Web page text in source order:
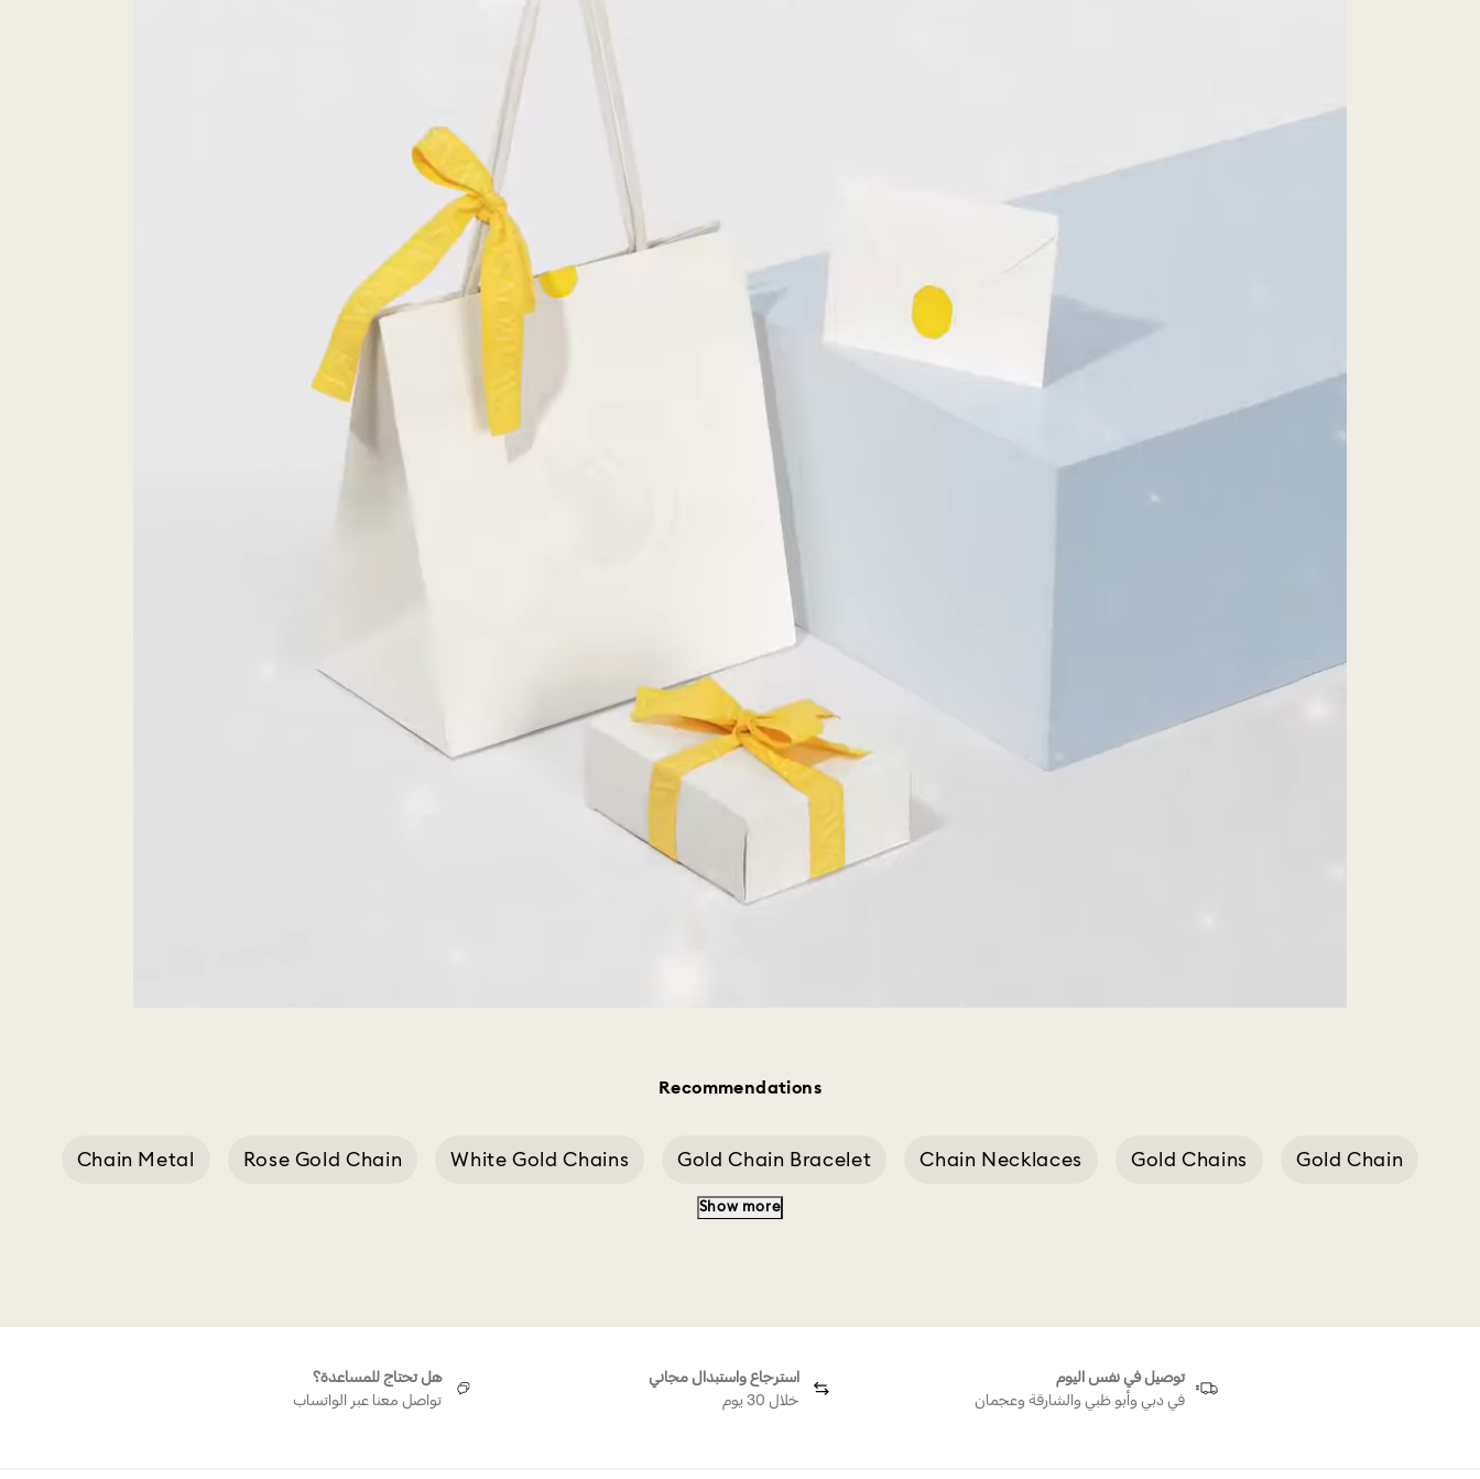
Recommendations
Gold Chain
Gold Chains
Chain Necklaces
Gold Chain Bracelet
White Gold Chains
Rose Gold Chain
Chain Metal
Show more
توصيل في نفس اليوم
في دبي وأبو ظبي والشارقة وعجمان
استرجاع واستبدال مجاني
خلال 30 يوم
هل تحتاج للمساعدة؟
تواصل معنا عبر الواتساب